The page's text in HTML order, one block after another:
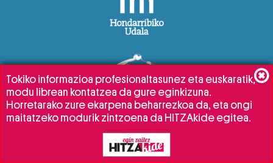
Tokiko informazioa profesionaltasunez eta euskaratik,
modu librean kontatzea da gure eginkizuna.
Horretarako zure ekarpena beharrezkoa da, eta ongi
maitatzeko modurik zintzoena da HITZAkide egitea.